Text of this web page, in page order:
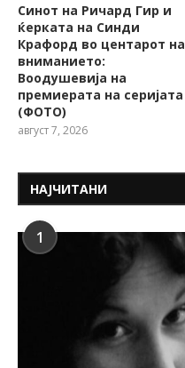
Синот на Ричард Гир и
ќерката на Синди
Крафорд во центарот на
вниманието:
Воодушевија на
премиерата на серијата
(ФОТО)
август 7, 2026
НАЈЧИТАНИ
1